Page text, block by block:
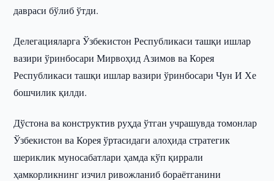
давраси бўлиб ўтди.
Делегацияларга Ўзбекистон Республикаси ташқи ишлар
вазири ўринбосари Мирвоҳид Азимов ва Корея
Республикаси ташқи ишлар вазири ўринбосари Чун И Хе
бошчилик қилди.
Дўстона ва конструктив руҳда ўтган учрашувда томонлар
Ўзбекистон ва Корея ўртасидаги алоҳида стратегик
шериклик муносабатлари ҳамда кўп қиррали
ҳамкорликнинг изчил ривожланиб бораётганини